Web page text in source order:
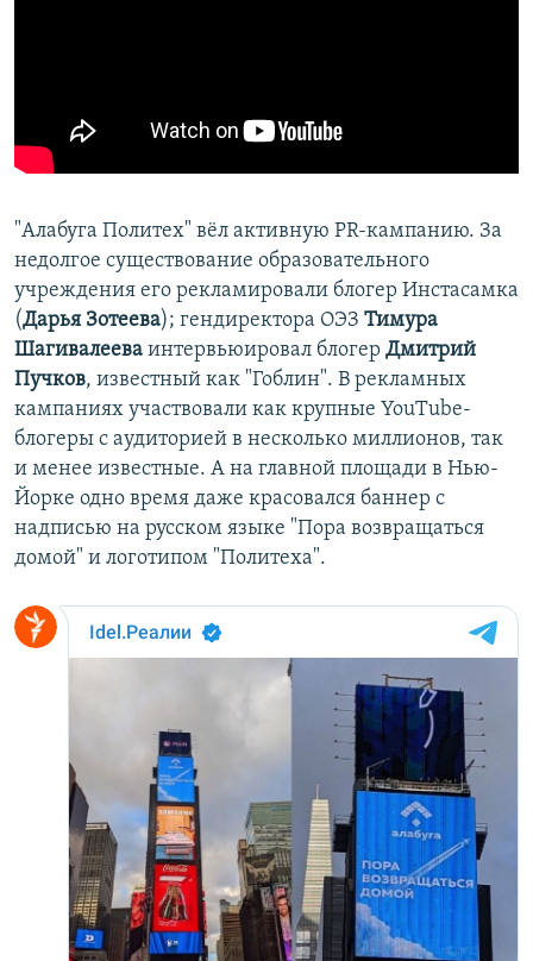
"Алабуга Политех" вёл активную PR-кампанию. За
недолгое существование образовательного
учреждения его рекламировали блогер Инстасамка
(Дарья Зотеева); гендиректора ОЭЗ Тимура
Шагивалеева интервьюировал блогер Дмитрий
Пучков, известный как "Гоблин". В рекламных
кампаниях участвовали как крупные YouTube-
блогеры с аудиторией в несколько миллионов, так
и менее известные. А на главной площади в Нью-
Йорке одно время даже красовался баннер с
надписью на русском языке "Пора возвращаться
домой" и логотипом "Политеха".